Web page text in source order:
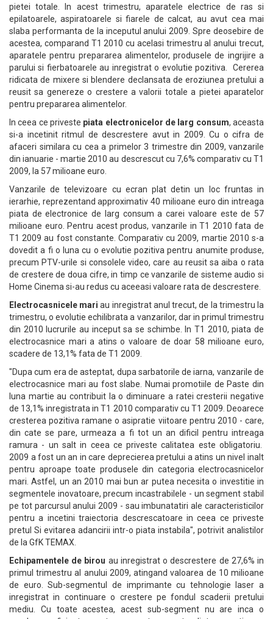
pietei totale. In acest trimestru, aparatele electrice de ras si
epilatoarele, aspiratoarele si fiarele de calcat, au avut cea mai
slaba performanta de la inceputul anului 2009. Spre deosebire de
acestea, comparand T1 2010 cu acelasi trimestru al anului trecut,
aparatele pentru prepararea alimentelor, produsele de ingrijire a
parului si fierbatoarele au inregistrat o evolutie pozitiva. Cererea
ridicata de mixere si blendere declansata de eroziunea pretului a
reusit sa genereze o crestere a valorii totale a pietei aparatelor
pentru prepararea alimentelor.
In ceea ce priveste piata electronicelor de larg consum, aceasta
si-a incetinit ritmul de descrestere avut in 2009. Cu o cifra de
afaceri similara cu cea a primelor 3 trimestre din 2009, vanzarile
din ianuarie - martie 2010 au descrescut cu 7,6% comparativ cu T1
2009, la 57 milioane euro.
Vanzarile de televizoare cu ecran plat detin un loc fruntas in
ierarhie, reprezentand approximativ 40 milioane euro din intreaga
piata de electronice de larg consum a carei valoare este de 57
milioane euro. Pentru acest produs, vanzarile in T1 2010 fata de
T1 2009 au fost constante. Comparativ cu 2009, martie 2010 s-a
dovedit a fi o luna cu o evolutie pozitiva pentru anumite produse,
precum PTV-urile si consolele video, care au reusit sa aiba o rata
de crestere de doua cifre, in timp ce vanzarile de sisteme audio si
Home Cinema si-au redus cu aceeasi valoare rata de descrestere.
Electrocasnicele mari au inregistrat anul trecut, de la trimestru la
trimestru, o evolutie echilibrata a vanzarilor, dar in primul trimestru
din 2010 lucrurile au inceput sa se schimbe. In T1 2010, piata de
electrocasnice mari a atins o valoare de doar 58 milioane euro,
scadere de 13,1% fata de T1 2009.
"Dupa cum era de asteptat, dupa sarbatorile de iarna, vanzarile de
electrocasnice mari au fost slabe. Numai promotiile de Paste din
luna martie au contribuit la o diminuare a ratei cresterii negative
de 13,1% inregistrata in T1 2010 comparativ cu T1 2009. Deoarece
cresterea pozitiva ramane o asipratie viitoare pentru 2010 - care,
din cate se pare, urmeaza a fi tot un an dificil pentru intreaga
ramura - un salt in ceea ce priveste calitatea este obligatoriu.
2009 a fost un an in care deprecierea pretului a atins un nivel inalt
pentru aproape toate produsele din categoria electrocasnicelor
mari. Astfel, un an 2010 mai bun ar putea necesita o investitie in
segmentele inovatoare, precum incastrabilele - un segment stabil
pe tot parcursul anului 2009 - sau imbunatatiri ale caracteristicilor
pentru a incetini traiectoria descrescatoare in ceea ce priveste
pretul Si evitarea adancirii intr-o piata instabila", potrivit analistilor
de la GfK TEMAX.
Echipamentele de birou au inregistrat o descrestere de 27,6% in
primul trimestru al anului 2009, atingand valoarea de 10 milioane
de euro. Sub-segmentul de imprimante cu tehnologie laser a
inregistrat in continuare o crestere pe fondul scaderii pretului
mediu. Cu toate acestea, acest sub-segment nu are inca o